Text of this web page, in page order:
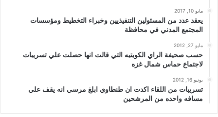
مايو 10, 2017
يعقد عدد من المسئولين التنفيذيين وخبراء التخطيط ومؤسسات
المجتمع المدني في محافظة
مايو 27, 2012
حسب صحيفة الراي الكويتيه التي قالت انها حصلت علي تسريبات
لاجتماع حماس شمال غزه
يونيو 16, 2012
تسريبات من اللقاء اكدت ان طنطاوي ابلغ مرسي انه يقف علي
مسافه واحده من المرشحين